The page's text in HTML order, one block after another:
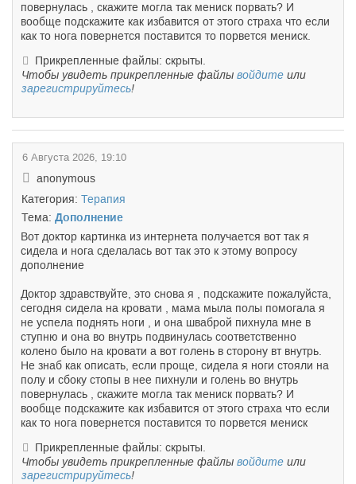
повернулась , скажите могла так мениск порвать? И
вообще подскажите как избавится от этого страха что если
как то нога повернется поставится то порвется мениск.
Прикрепленные файлы: скрыты.
Чтобы увидеть прикрепленные файлы войдите или
зарегистрируйтесь!
6 Августа 2026, 19:10
anonymous
Категория: Терапия
Тема: Дополнение
Вот доктор картинка из интернета получается вот так я
сидела и нога сделалась вот так это к этому вопросу
дополнение
Доктор здравствуйте, это снова я , подскажите пожалуйста,
сегодня сидела на кровати , мама мыла полы помогала я
не успела поднять ноги , и она шваброй пихнула мне в
ступню и она во внутрь подвинулась соответственно
колено было на кровати а вот голень в сторону вт внутрь.
Не знаб как описать, если проще, сидела я ноги стояли на
полу и сбоку стопы в нее пихнули и голень во внутрь
повернулась , скажите могла так мениск порвать? И
вообще подскажите как избавится от этого страха что если
как то нога повернется поставится то порвется мениск
Прикрепленные файлы: скрыты.
Чтобы увидеть прикрепленные файлы войдите или
зарегистрируйтесь!